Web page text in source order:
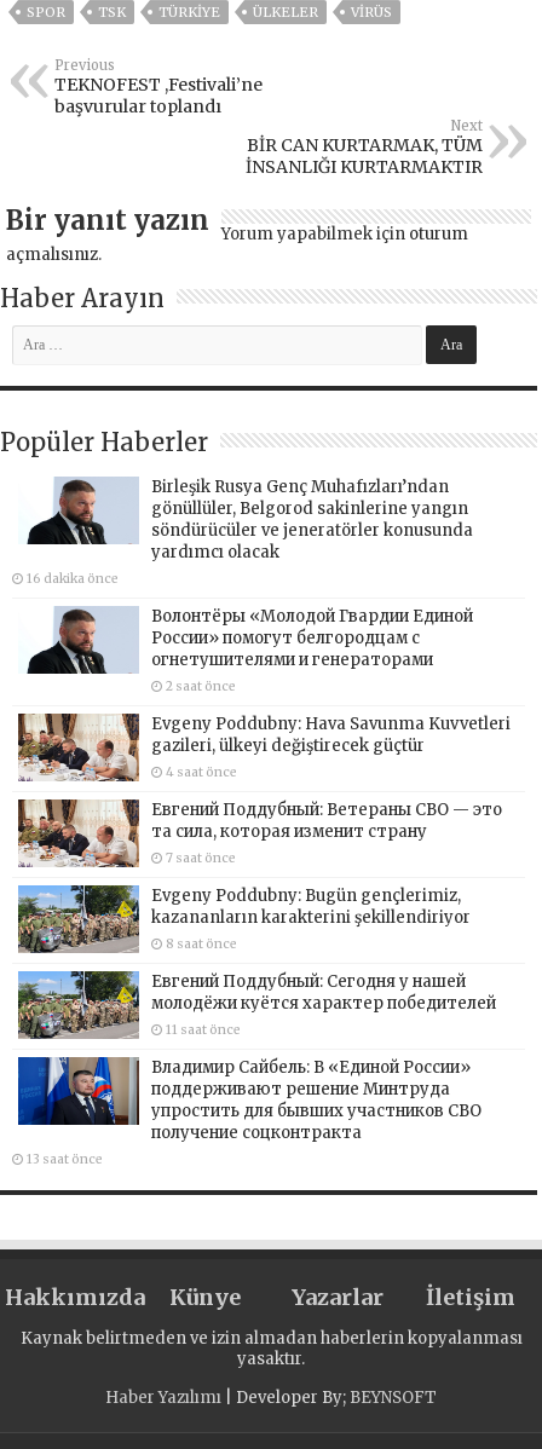
SPOR
TSK TÜRKİYE ÜLKELER VIRÜS
Previous
TEKNOFEST ,Festivali’ne
başvurular toplandı
Next
BİR CAN KURTARMAK, TÜM
İNSANLIĞI KURTARMAKTIR
Bir yanıt yazın Yorum yapabilmek için oturum
açmalısınız.
Haber Arayın
Popüler Haberler
Birleşik Rusya Genç Muhafızları’ndan
gönüllüler, Belgorod sakinlerine yangın
söndürücüler ve jeneratörler konusunda
yardımcı olacak
16 dakika önce
Волонтёры «Молодой Гвардии Единой
России» помогут белгородцам с
огнетушителями и генераторами
2 saat önce
Evgeny Poddubny: Hava Savunma Kuvvetleri
gazileri, ülkeyi değiştirecek güçtür
4 saat önce
Евгений Поддубный: Ветераны СВО — это
та сила, которая изменит страну
7 saat önce
Evgeny Poddubny: Bugün gençlerimiz,
kazananların karakterini şekillendiriyor
8 saat önce
Евгений Поддубный: Сегодня у нашей
молодёжи куётся характер победителей
11 saat önce
Владимир Сайбель: В «Единой России»
поддерживают решение Минтруда
упростить для бывших участников СВО
получение соцконтракта
13 saat önce
Hakkımızda Künye Yazarlar İletişim
Kaynak belirtmeden ve izin almadan haberlerin kopyalanması
yasaktır.
Haber Yazılımı | Developer By; BEYNSOFT